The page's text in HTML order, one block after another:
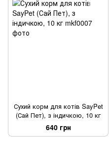
Сухий корм для котів SayPet
(Сай Пет), з індичкою, 10 кг
640 грн